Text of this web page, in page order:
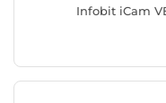
Infobit iCam